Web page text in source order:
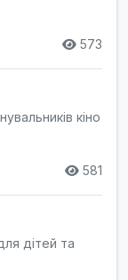
573
кіно
581
дітей та